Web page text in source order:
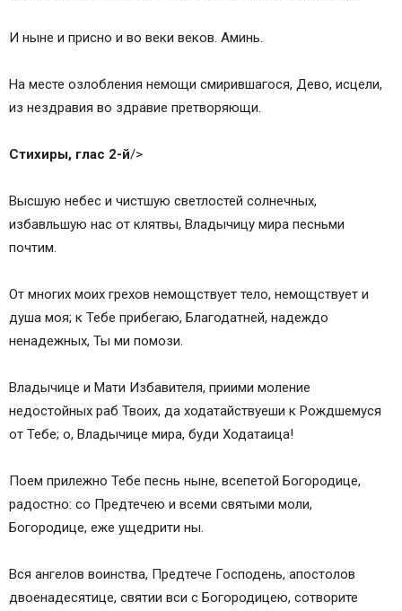
И ныне и присно и во веки веков. Аминь.
На месте озлобления немощи смирившагося, Дево, исцели,
из нездрaвия во здрaвие претворяющи.
Стихиры, глас 2-й/>
Высшую небес и чистшую светлостей солнечных,
избaвльшую нас от клятвы, Владычицу мира песньми
почтим.
От многих моих грехов немощствует тело, немощствует и
душа моя; к Тебе прибегaю, Благодaтней, надеждо
ненадежных, Ты ми помози.
Владычице и Мaти Избaвителя, приими моление
недостойных раб Твоих, да ходaтайствуеши к Рождшемуся
от Тебе; о, Владычице мира, буди Ходaтаица!
Поем прилежно Тебе песнь ныне, всепетой Богородице,
рaдостно: со Предтечею и всеми святыми моли,
Богородице, еже ущедрити ны.
Вся aнгелов воинства, Предтече Господень, апостолов
двоенадесятице, святии вси с Богородицею, сотворите